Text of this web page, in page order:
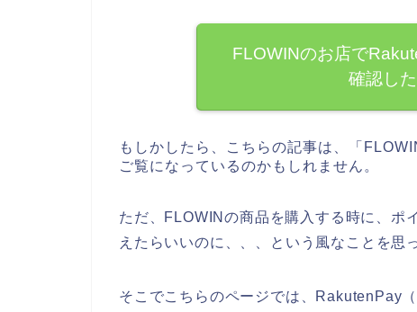
FLOWINのお店で
確認し
もしかしたら、こちらの記事は、「
ご覧になっているのかもしれません。
ただ、FLOWINの商品を購入する時に、ポ
えたらいいのに、、、という風なことを思
そこでこちらのページでは、RakutenPay